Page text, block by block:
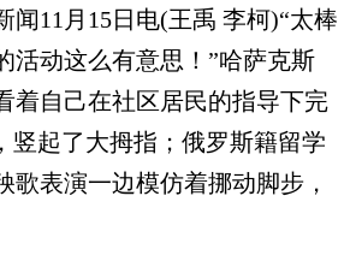
11月15日电(王禹 李柯)“太棒
活动这么有意思！”哈萨克斯
着自己在社区居民的指导下完
竖起了大拇指；俄罗斯籍留学
歌表演一边模仿着挪动脚步，